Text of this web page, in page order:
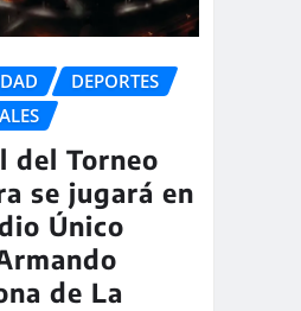
DEPORTES
del Torneo
se jugará en
Único
de La